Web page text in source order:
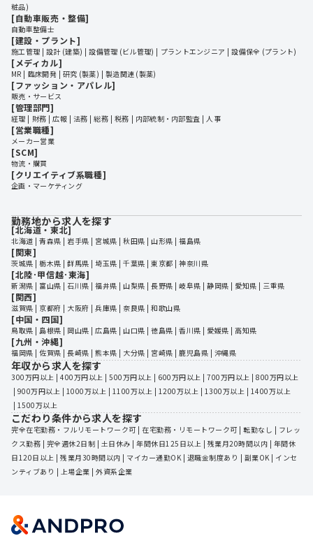
粧品)
[自動車販売・整備]
自動車整備士
[建設・プラント]
施工管理 設計 (建築) 設備管理 (ビル管理) プラントエンジニア 設備保全 (プラント)
[メディカル]
MR 臨床開発 研究 (製薬) 製造関連 (製薬)
[ファッション・アパレル]
販売・サービス
[管理部門]
経理 財務 広報 法務 総務 税務 内部統制・内部監査 人事
[営業職種]
メーカー営業
[SCM]
物流・購買
[クリエイティブ系職種]
企画・マーケティング
勤務地から求人を探す
[北海道・東北]
北海道 | 青森県 | 岩手県 | 宮城県 | 秋田県 | 山形県 | 福島県
[関東]
茨城県 | 栃木県 | 群馬県 | 埼玉県 | 千葉県 | 東京都 | 神奈川県
[北陸･甲信越･東海]
新潟県 | 富山県 | 石川県 | 福井県 | 山梨県 | 長野県 | 岐阜県 | 静岡県 | 愛知県 | 三重県
[関西]
滋賀県 | 京都府 | 大阪府 | 兵庫県 | 奈良県 | 和歌山県
[中国・四国]
鳥取県 | 島根県 | 岡山県 | 広島県 | 山口県 | 徳島県 | 香川県 | 愛媛県 | 高知県
[九州・沖縄]
福岡県 | 佐賀県 | 長崎県 | 熊本県 | 大分県 | 宮崎県 | 鹿児島県 | 沖縄県
年収から求人を探す
300万円以上 | 400万円以上 | 500万円以上 | 600万円以上 | 700万円以上 | 800万円以上
| 900万円以上 | 1000万以上 | 1100万以上 | 1200万以上 | 1300万以上 | 1400万以上
| 1500万以上
こだわり条件から求人を探す
完全在宅勤務・フルリモートワーク可 | 在宅勤務・リモートワーク可 | 転勤なし | フレッ
クス勤務 | 完全週休2日制 | 土日休み | 年間休日125日以上 | 残業月20時間以内 | 年間休
日120日以上 | 残業月30時間以内 | マイカー通勤OK | 退職金制度あり | 副業OK | インセ
ンティブあり | 上場企業 | 外資系企業